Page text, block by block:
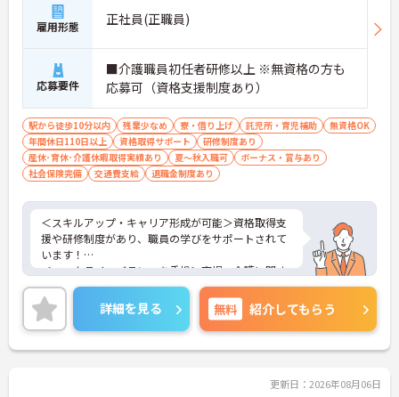
雇用形態 正社員(正職員)
応募要件
■介護職員初任者研修以上 ※無資格の方も
応募可（資格支援制度あり）
駅から徒歩10分以内 残業少なめ 寮・借り上げ 託児所・育児補助
無資格OK
年間休日110日以上
資格取得サポート
研修制度あり
産休･育休･介護休暇取得実績あり
夏～秋入職可
ボーナス・賞与あり
社会保険完備
交通費支給 退職金制度あり
＜スキルアップ・キャリア形成が可能＞資格取得支
援や研修制度があり、職員の学びをサポートされて
います！
＜ワークライフバランスを重視＞育児・介護に関す
る制度や社宅制度、各種手当など、長く安心して働
きやすい環境が整っています。
＜寄り添ったケアの実施＞利用者さまに深く寄り添
ったサービスの提供を目指し、職員の専門性を高め
るような人材育成にも注力されています。
詳細をお話ししますのでお気軽にご相談ください！
詳細を見る 無料 紹介してもらう
更新日：2026年08月06日